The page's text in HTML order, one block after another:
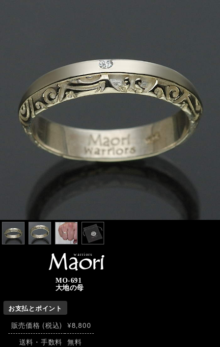
Maori
MO-691
大地の母
warriors
お支払とポイント
販売価格 (税込) ¥8,800
送料・手数料 無料